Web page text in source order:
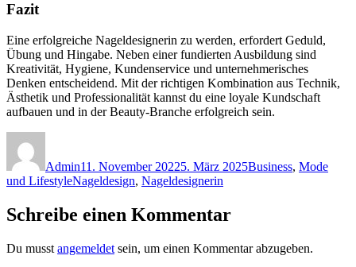
Fazit
Eine erfolgreiche Nageldesignerin zu werden, erfordert Geduld,
Übung und Hingabe. Neben einer fundierten Ausbildung sind
Kreativität, Hygiene, Kundenservice und unternehmerisches
Denken entscheidend. Mit der richtigen Kombination aus Technik,
Ästhetik und Professionalität kannst du eine loyale Kundschaft
aufbauen und in der Beauty-Branche erfolgreich sein.
Admin11. November 20225. März 2025Business, Mode
und LifestyleSchlagwörter
Nageldesign, Nageldesignerin
Schreibe einen Kommentar
Du musst angemeldet sein, um einen Kommentar abzugeben.